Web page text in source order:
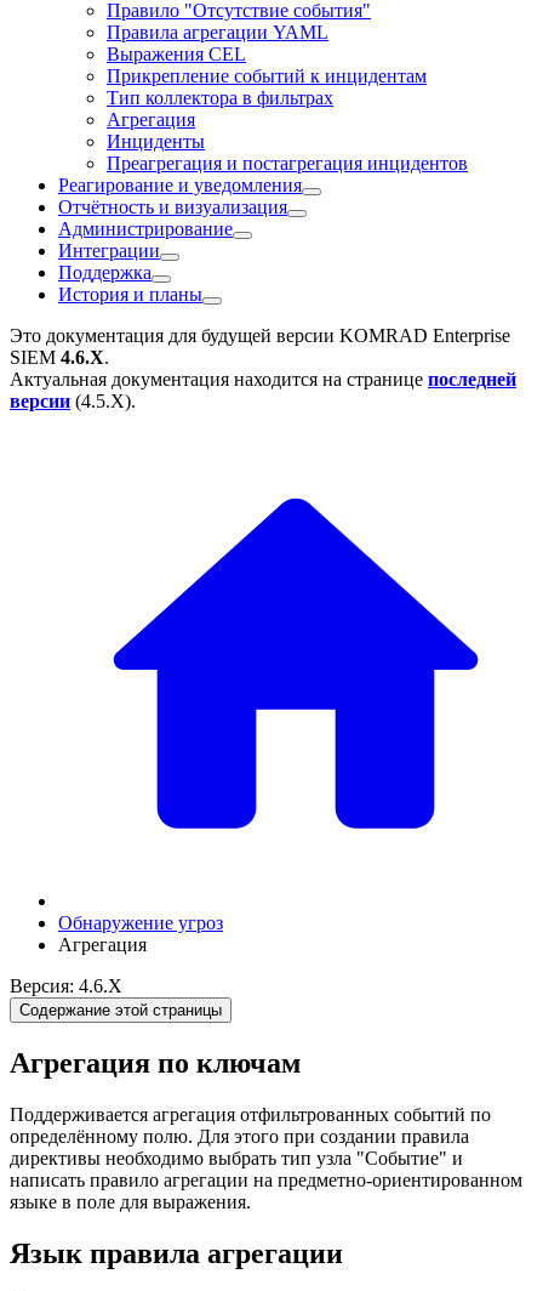
Правило "Отсутствие события"
Правила агрегации YAML
Выражения CEL
Прикрепление событий к инцидентам
Тип коллектора в фильтрах
Агрегация
Инциденты
Преагрегация и постагрегация инцидентов
Реагирование и уведомления
Отчётность и визуализация
Администрирование
Интеграции
Поддержка
История и планы
Это документация для будущей версии KOMRAD Enterprise
SIEM 4.6.X.
Актуальная документация находится на странице последней
версии (4.5.X).
Обнаружение угроз
Агрегация
Версия: 4.6.X
Содержание этой страницы
Агрегация по ключам
Поддерживается агрегация отфильтрованных событий по
определённому полю. Для этого при создании правила
директивы необходимо выбрать тип узла "Событие" и
написать правило агрегации на предметно-ориентированном
языке в поле для выражения.
Язык правила агрегации